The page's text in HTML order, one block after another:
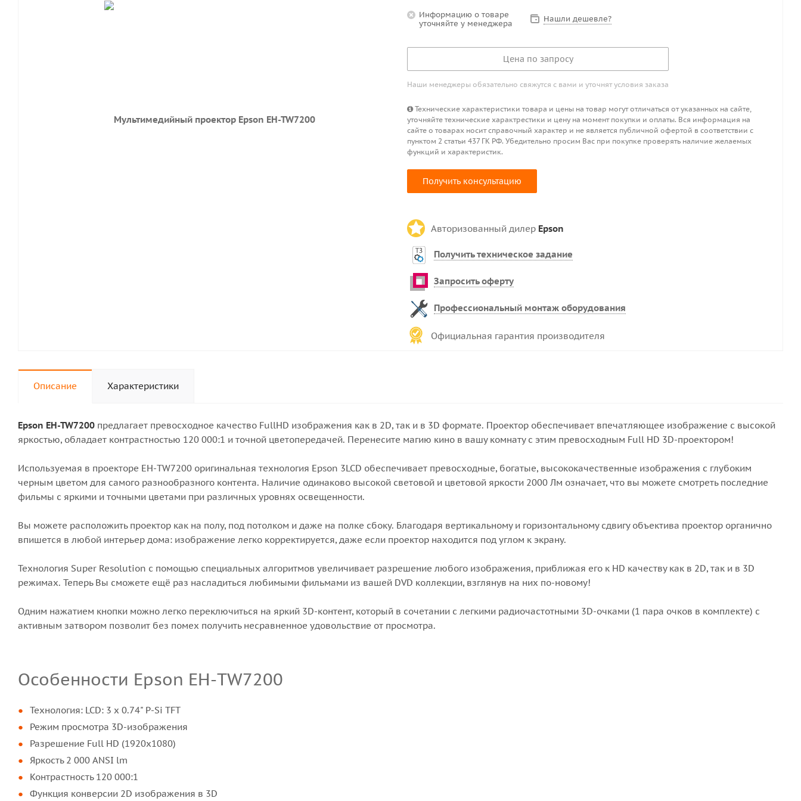
Информацию о товаре
уточняйте у менеджера
Нашли дешевле?
Цена по запросу
Наши менеджеры обязательно свяжутся с вами и уточнят условия заказа
Технические характеристики товара и цены на товар могут отличаться от указанных на сайте,
уточняйте технические характрестики и цену на момент покупки и оплаты. Вся информация на
сайте о товарах носит справочный характер и не является публичной офертой в соответствии с
пунктом 2 статьи 437 ГК РФ. Убедительно просим Вас при покупке проверять наличие желаемых
функций и характеристик.
Получить консультацию
Авторизованный дилер Epson
Получить техническое задание
Запросить оферту
Профессиональный монтаж оборудования
Официальная гарантия производителя
Описание Характеристики
Epson EH-TW7200 предлагает превосходное качество FullHD изображения как в 2D, так и в 3D формате. Проектор обеспечивает впечатляющее изображение с высокой
яркостью, обладает контрастностью 120 000:1 и точной цветопередачей. Перенесите магию кино в вашу комнату с этим превосходным Full HD 3D-проектором!
Используемая в проекторе EH-TW7200 оригинальная технология Epson 3LCD обеспечивает превосходные, богатые, высококачественные изображения с глубоким
черным цветом для самого разнообразного контента. Наличие одинаково высокой световой и цветовой яркости 2000 Лм означает, что вы можете смотреть последние
фильмы с яркими и точными цветами при различных уровнях освещенности.
Вы можете расположить проектор как на полу, под потолком и даже на полке сбоку. Благодаря вертикальному и горизонтальному сдвигу объектива проектор органично
впишется в любой интерьер дома: изображение легко корректируется, даже если проектор находится под углом к экрану.
Технология Super Resolution с помощью специальных алгоритмов увеличивает разрешение любого изображения, приближая его к HD качеству как в 2D, так и в 3D
режимах. Теперь Вы сможете ещё раз насладиться любимыми фильмами из вашей DVD коллекции, взглянув на них по-новому!
Одним нажатием кнопки можно легко переключиться на яркий 3D-контент, который в сочетании с легкими радиочастотными 3D-очками (1 пара очков в комплекте) с
активным затвором позволит без помех получить несравненное удовольствие от просмотра.
Особенности Epson EH-TW7200
Технология: LCD: 3 х 0.74" P-Si TFT
Режим просмотра 3D-изображения
Разрешение Full HD (1920х1080)
Яркость 2 000 ANSI lm
Контрастность 120 000:1
Функция конверсии 2D изображения в 3D